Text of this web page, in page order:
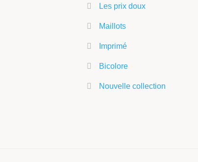
Les prix doux
Maillots
Imprimé
Bicolore
Nouvelle collection